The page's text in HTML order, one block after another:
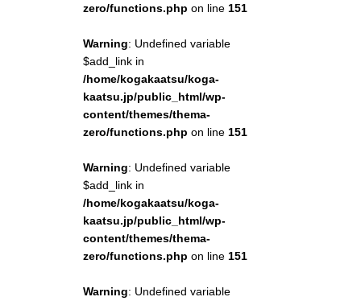
zero/functions.php on line 151
Warning: Undefined variable
$add_link in
/home/kogakaatsu/koga-
kaatsu.jp/public_html/wp-
content/themes/thema-
zero/functions.php on line 151
Warning: Undefined variable
$add_link in
/home/kogakaatsu/koga-
kaatsu.jp/public_html/wp-
content/themes/thema-
zero/functions.php on line 151
Warning: Undefined variable